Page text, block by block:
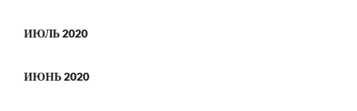
ИЮЛЬ 2020
ИЮНЬ 2020